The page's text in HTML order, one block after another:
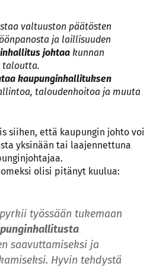
valtuuston päätösten
ja laillisuuden
johtaa kunnan
taloutta.
kaupunginhallituksen
taloudenhoitoa ja muuta
siihen, että kaupungin johto voi
yksinään tai laajennettuna
olisi pitänyt kuulua:
pyrkii työssään tukemaan
saavuttamiseksi ja
Hyvin tehdystä